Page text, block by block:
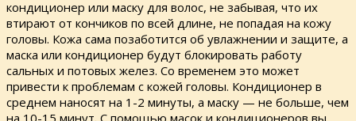
кондиционер или маску для волос, не забывая, что их
втирают от кончиков по всей длине, не попадая на кожу
головы. Кожа сама позаботится об увлажнении и защите, а
маска или кондиционер будут блокировать работу
сальных и потовых желез. Со временем это может
привести к проблемам с кожей головы. Кондиционер в
среднем наносят на 1-2 минуты, а маску — не больше, чем